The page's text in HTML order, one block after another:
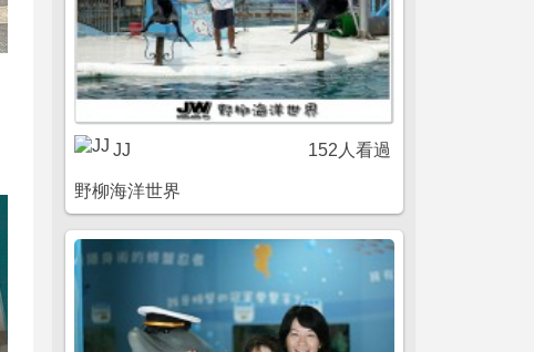
JJ 152人看過
野柳海洋世界